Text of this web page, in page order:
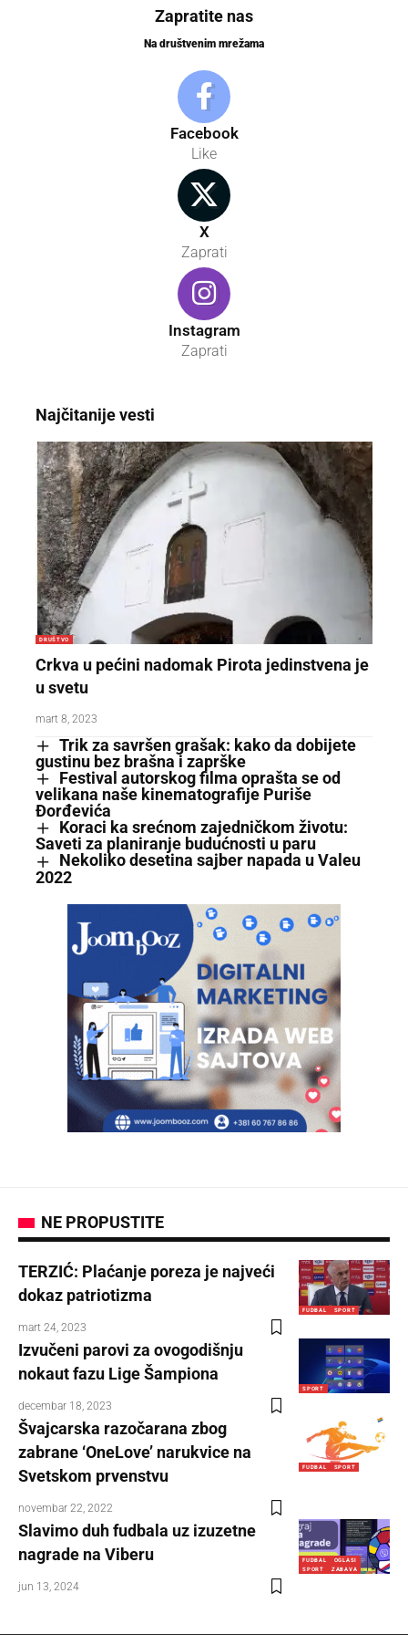
Zapratite nas
Na društvenim mrežama
Facebook
Like
X
Zaprati
Instagram
Zaprati
Najčitanije vesti
DRUŠTVO
Crkva u pećini nadomak Pirota jedinstvena je
u svetu
mart 8, 2023
Trik za savršen grašak: kako da dobijete
gustinu bez brašna i zaprške
Festival autorskog filma oprašta se od
velikana naše kinematografije Puriše
Đorđevića
Koraci ka srećnom zajedničkom životu:
Saveti za planiranje budućnosti u paru
Nekoliko desetina sajber napada u Valeu
2022
NE PROPUSTITE
FUDBAL SPORT
TERZIĆ: Plaćanje poreza je najveći
dokaz patriotizma
mart 24, 2023
SPORT
Izvučeni parovi za ovogodišnju
nokaut fazu Lige Šampiona
decembar 18, 2023
FUDBAL SPORT
Švajcarska razočarana zbog
zabrane ‘OneLove’ narukvice na
Svetskom prvenstvu
novembar 22, 2022
FUDBAL
OGLASI
SPORT
ZABAVA
Slavimo duh fudbala uz izuzetne
nagrade na Viberu
jun 13, 2024